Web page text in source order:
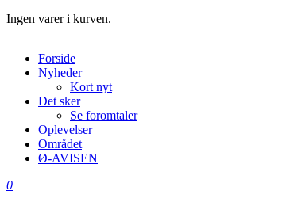
Ingen varer i kurven.
Forside
Nyheder
Kort nyt
Det sker
Se foromtaler
Oplevelser
Området
Ø-AVISEN
0